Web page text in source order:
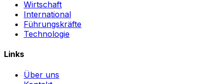
Wirtschaft
International
Führungskräfte
Technologie
Links
Über uns